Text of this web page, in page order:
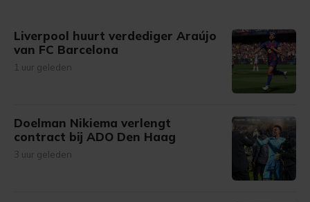
Liverpool huurt verdediger Araújo
van FC Barcelona
1 uur geleden
Doelman Nikiema verlengt
contract bij ADO Den Haag
3 uur geleden